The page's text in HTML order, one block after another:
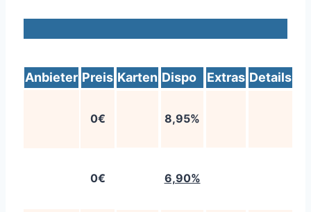
Anbieter Preis Karten Dispo Extras Details
0€ 8,95%
0€ 6,90%